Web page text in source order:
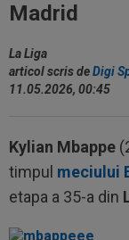
Madrid
La Liga
articol scris deDigi
11.05.2026, 00:45
Kylian Mbappe
timpul meciului
etapa a 35-a din